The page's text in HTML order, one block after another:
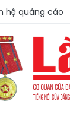
hệ quảng cáo